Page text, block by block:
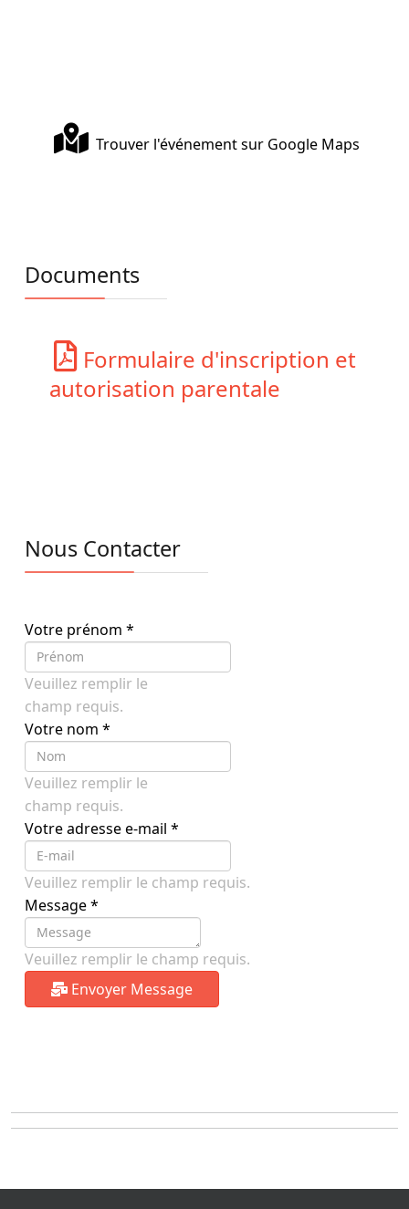
Trouver l'événement sur Google Maps
Documents
Formulaire d'inscription et
autorisation parentale
Nous Contacter
Votre prénom *
Veuillez remplir le
champ requis.
Votre nom *
Veuillez remplir le
champ requis.
Votre adresse e-mail *
Veuillez remplir le champ requis.
Message*
Veuillez remplir le champ requis.
Envoyer Message